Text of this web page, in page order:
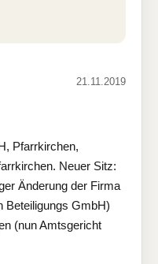
21.11.2019
Pfarrkirchen,
Neuer Sitz:
Änderung der Firma
Beteiligungs GmbH)
(nun Amtsgericht